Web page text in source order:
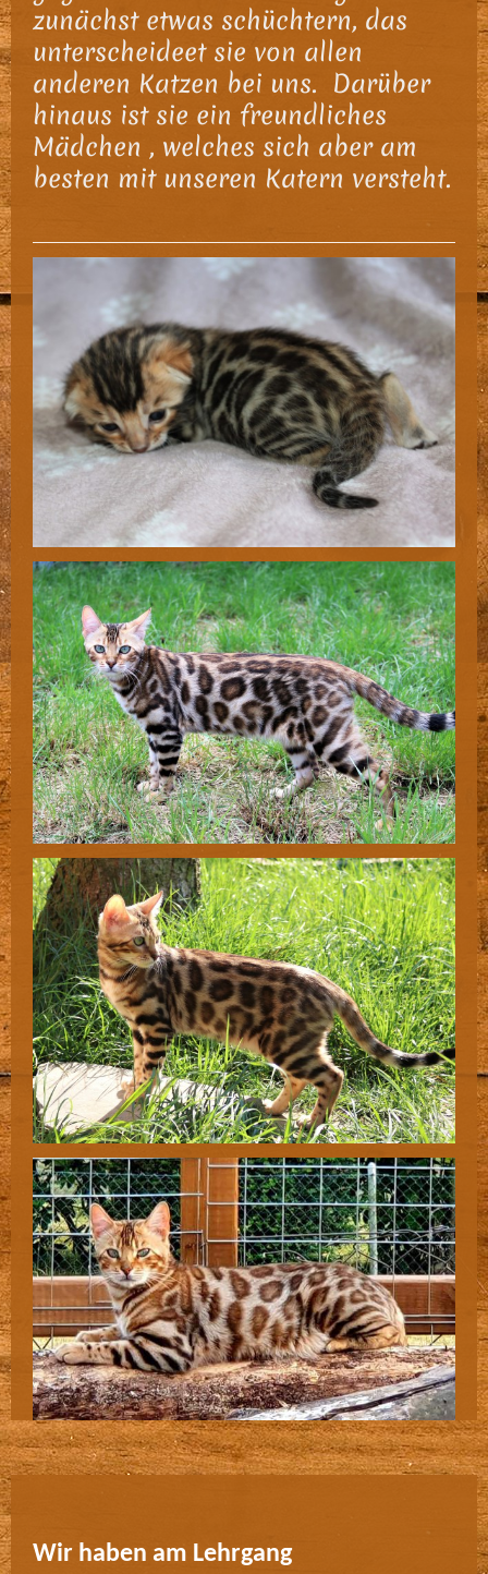
zunächst etwas schüchtern, das
unterscheideet sie von allen
anderen Katzen bei uns. Darüber
hinaus ist sie ein freundliches
Mädchen , welches sich aber am
besten mit unseren Katern versteht.
Wir haben am Lehrgang